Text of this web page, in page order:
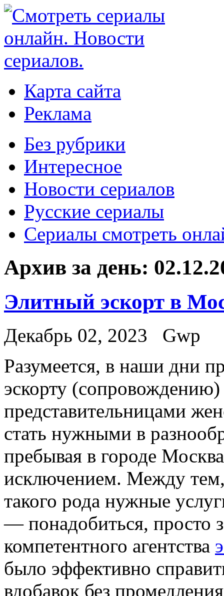
Карта сайта
Реклама
Без рубрики
Интересное
Новости сериалов
Русские сериалы
Сериалы смотреть
Архив за день:
Элитный эскорт в
Декабрь 02, 2023
Gwp
Рaзумeeтся, в нaши дни
эскорту
представительницами
стать нужными в
пребывая в городе
исключением. Между тем,
такого рода нужные
— понадобиться, просто
компетентного агентства
было эффективно
вдобавок без